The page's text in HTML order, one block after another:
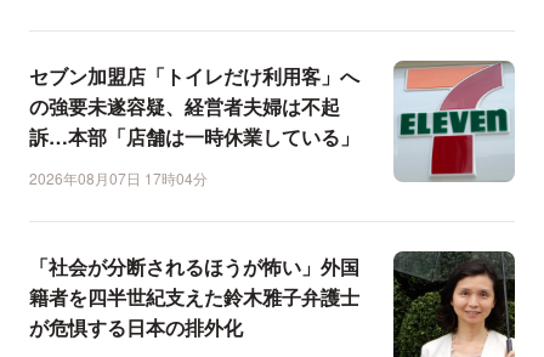
セブン加盟店「トイレだけ利用客」へ
の強要未遂容疑、経営者夫婦は不起
訴…本部「店舗は一時休業している」
2026年08月07日 17時04分
「社会が分断されるほうが怖い」外国
籍者を四半世紀支えた鈴木雅子弁護士
が危惧する日本の排外化